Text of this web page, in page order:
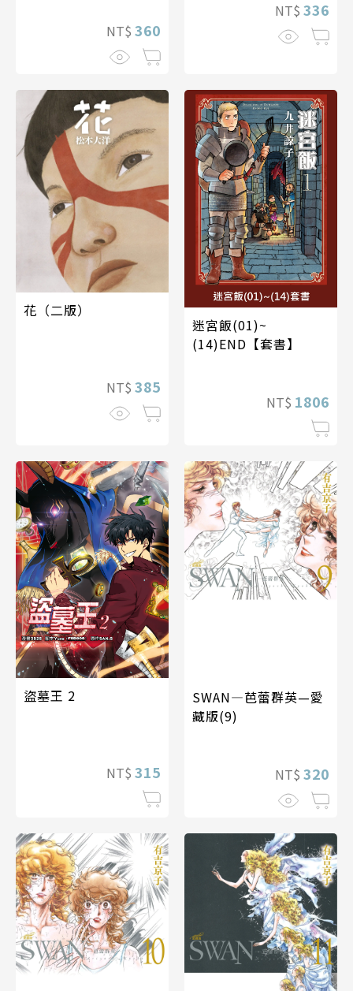
NT$ 360
NT$ 336
花（二版）
NT$ 385
迷宮飯(01)~
(14)END【套書】
NT$ 1806
盜墓王 2
NT$ 315
SWAN—芭蕾群英—愛
藏版(9)
NT$ 320